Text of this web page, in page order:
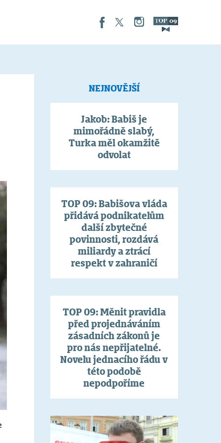
NEJNOVĚJŠÍ
Jakob: Babiš je
mimořádně slabý,
Turka měl okamžitě
odvolat
TOP 09: Babišova vláda
přidává podnikatelům
další zbytečné
povinnosti, rozdává
miliardy a ztrácí
respekt v zahraničí
TOP 09: Měnit pravidla
před projednáváním
zásadních zákonů je
pro nás nepřijatelné.
Novelu jednacího řádu v
této podobě
nepodpoříme